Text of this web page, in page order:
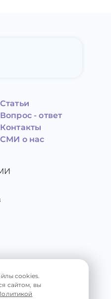
Статьи
Вопрос - ответ
Контакты
СМИ о нас
cookies.
сайтом, вы